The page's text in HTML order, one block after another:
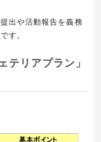
出や活動報告を義務
す。
テリアプラン」